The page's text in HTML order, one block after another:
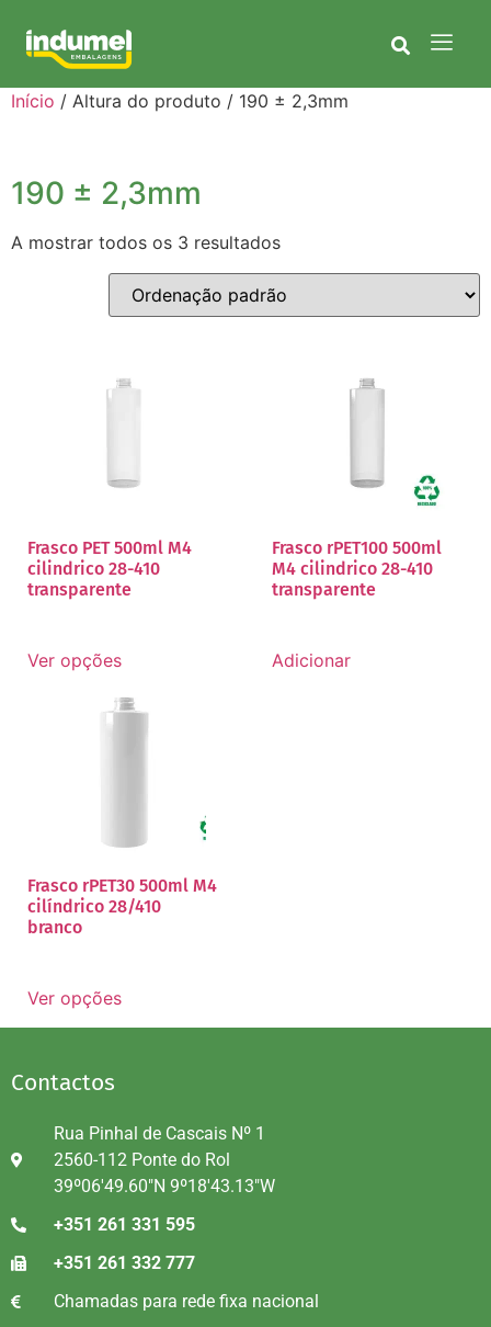
Início / Altura do produto / 190 ± 2,3mm
190 ± 2,3mm
A mostrar todos os 3 resultados
Frasco PET 500ml M4
cilindrico 28-410
transparente
Ver opções
Frasco rPET100 500ml
M4 cilindrico 28-410
transparente
Adicionar
Frasco rPET30 500ml M4
cilíndrico 28/410
branco
Ver opções
Contactos
Rua Pinhal de Cascais Nº 1
2560-112 Ponte do Rol
39º06'49.60"N 9º18'43.13"W
+351 261 331 595
+351 261 332 777
Chamadas para rede fixa nacional